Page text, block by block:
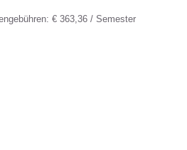
€ 363,36 / Semester